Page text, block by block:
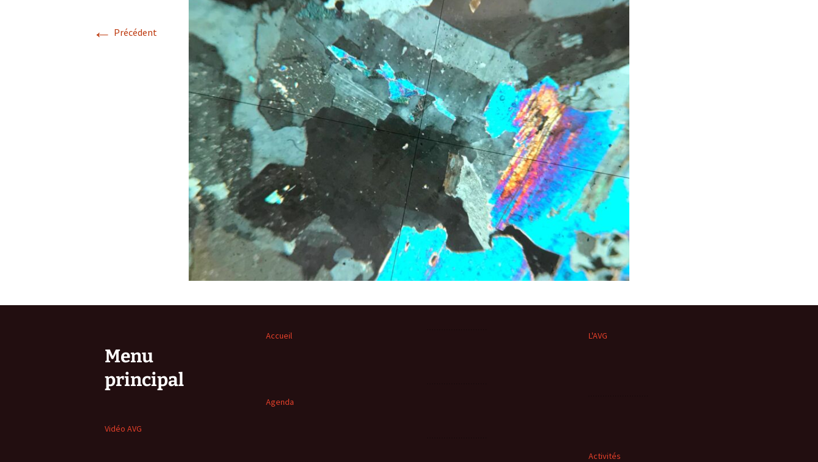
Conférences
Expositions,
Conférences…
Galerie de photos Roches
Lames minces de roches
Minéraux
Inventaire des minéraux
vendéens
Fossiles
Paysages, affleurements
Photos de groupes
Diaporamas
Galerie de vidéos
Cartes – schémas –
Echelles des temps
Carnets de voyages
Analyse de livres, revues,
…
← Précédent
Menu
principal
Accueil L'AVG
Agenda
Vidéo AVG
Activités